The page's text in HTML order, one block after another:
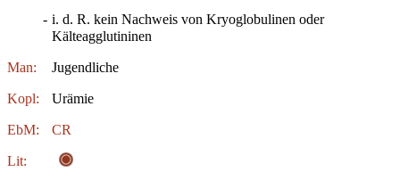
- i. d. R. kein Nachweis von Kryoglobulinen oder
Kälteagglutininen
Man: Jugendliche
Kopl: Urämie
EbM: CR
Lit: